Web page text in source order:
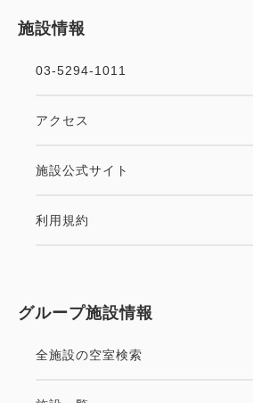
***アクセス案内***
施設情報
03-5294-1011
アクセス
施設公式サイト
利用規約
グループ施設情報
全施設の空室検索